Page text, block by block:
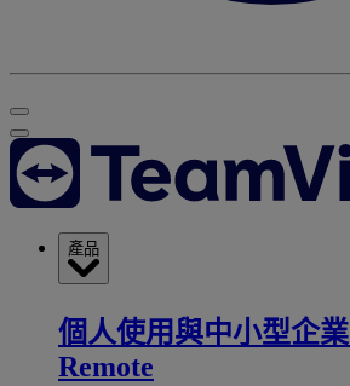
產品
個人使用與中小型企業
Remote